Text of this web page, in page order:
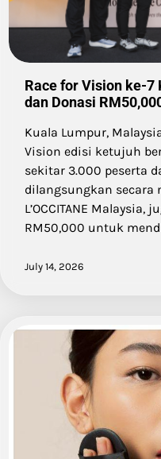
Race for Vision ke-7
dan Donasi
Kuala Lumpur,
Vision edisi ketujuh
sekitar 3.000 peserta
dilangsungkan secara
L’OCCITANE
RM50,000 untuk
July 14, 2026